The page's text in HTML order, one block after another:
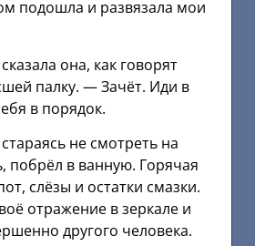
подошла и развязала мои
она, как говорят
палку. — Зачёт. Иди в
в порядок.
не смотреть на
побрёл в ванную. Горячая
слёзы и остатки смазки.
отражение в зеркале и
другого человека.